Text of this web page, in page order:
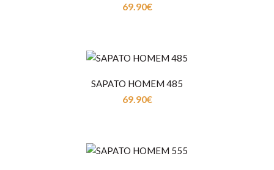
Sapato Homem Clássico em PeleForro em PelePalmilha
69.90€
69.90€
SAPATO HOMEM 485
69.90€